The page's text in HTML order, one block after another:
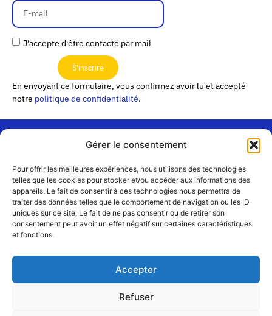
Gérer le consentement
Pour offrir les meilleures expériences, nous utilisons des technologies
telles que les cookies pour stocker et/ou accéder aux informations des
appareils. Le fait de consentir à ces technologies nous permettra de
traiter des données telles que le comportement de navigation ou les ID
uniques sur ce site. Le fait de ne pas consentir ou de retirer son
consentement peut avoir un effet négatif sur certaines caractéristiques
et fonctions.
Accepter
Refuser
J'accepte d'être contacté par mail
S'inscrire
En envoyant ce formulaire, vous confirmez avoir lu et accepté
notre politique de confidentialité.
Contact
Équipe
Mentions
légales
« Les
Passerelles »
24 Avenue
Joannès
Masset
CS51001
cedex 09
+33 4 72 19
secretariat@choralies.org
Rejoignez-
nous